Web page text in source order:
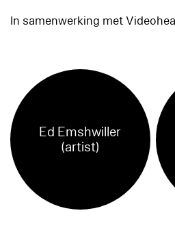
In samenwerking met
Ed Emshwiller
(artist)